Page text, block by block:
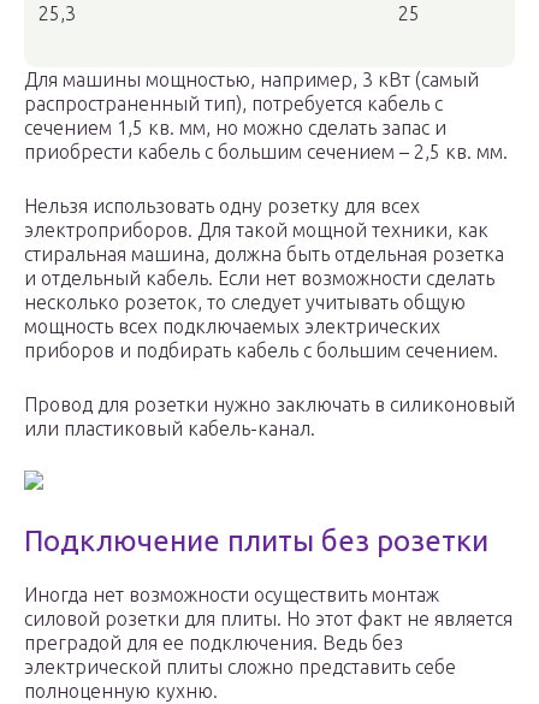
25,3 25
Для машины мощностью, например, 3 кВт (самый
распространенный тип), потребуется кабель с
сечением 1,5 кв. мм, но можно сделать запас и
приобрести кабель с большим сечением – 2,5 кв. мм.
Нельзя использовать одну розетку для всех
электроприборов. Для такой мощной техники, как
стиральная машина, должна быть отдельная розетка
и отдельный кабель. Если нет возможности сделать
несколько розеток, то следует учитывать общую
мощность всех подключаемых электрических
приборов и подбирать кабель с большим сечением.
Провод для розетки нужно заключать в силиконовый
или пластиковый кабель-канал.
Подключение плиты без розетки
Иногда нет возможности осуществить монтаж
силовой розетки для плиты. Но этот факт не является
преградой для ее подключения. Ведь без
электрической плиты сложно представить себе
полноценную кухню.